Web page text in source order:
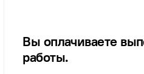
Вы оплачиваете
работы.